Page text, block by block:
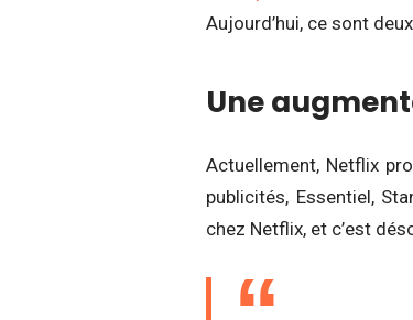
Aujourd’hui, ce sont
Une
Actuellement, Netflix
publicités, Essentiel,
chez Netflix, et c’est